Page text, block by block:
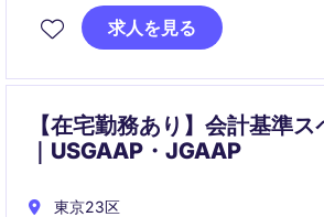
決算実務に加え、会計方針の整備や
じて、組織全体の財務品質向上に貢
求人を見る
【在宅勤務あり】会計基準ス
｜USGAAP・JGAAP
東京23区